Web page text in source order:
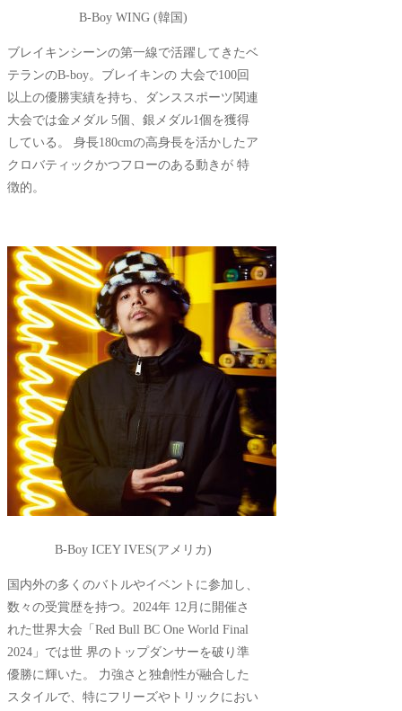
B-Boy WING (韓国)
ブレイキンシーンの第一線で活躍してきたベ
テランのB-boy。ブレイキンの 大会で100回
以上の優勝実績を持ち、ダンススポーツ関連
大会では金メダル 5個、銀メダル1個を獲得
している。 身長180cmの高身長を活かしたア
クロバティックかつフローのある動きが 特
徴的。
B-Boy ICEY IVES(アメリカ)
国内外の多くのバトルやイベントに参加し、
数々の受賞歴を持つ。2024年 12月に開催さ
れた世界大会「Red Bull BC One World Final
2024」では世 界のトップダンサーを破り準
優勝に輝いた。 力強さと独創性が融合した
スタイルで、特にフリーズやトリックにおい